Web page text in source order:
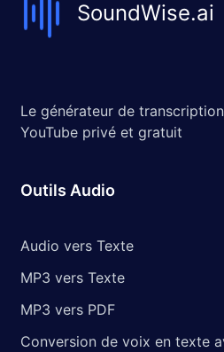
SoundWise.ai
Le générateur de
YouTube privé et gratuit
Outils Audio
Audio vers Texte
MP3 vers Texte
MP3 vers PDF
Conversion de voix en texte